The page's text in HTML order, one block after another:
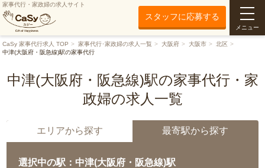
家事代行・家政婦の求人サイト
スタッフに応募する
メニュー
CaSy 家事代行求人 TOP 家事代行･家政婦の求人一覧 大阪府 大阪市
北区
中津(大阪府・阪急線)駅の家事代行
中津(大阪府・阪急線)駅の家事代行・家
政婦の求人一覧
エリアから探す 最寄駅から探す
選択中の駅：中津(大阪府・阪急線)駅